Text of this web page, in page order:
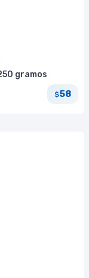
gramos
$58